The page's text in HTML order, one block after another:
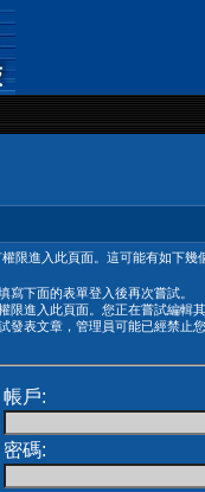
限進入此頁面。這可能有如下幾
寫下面的表單登入後再次嘗試。
限進入此頁面。您正在嘗試編輯
發表文章，管理員可能已經禁止
帳戶:
密碼: